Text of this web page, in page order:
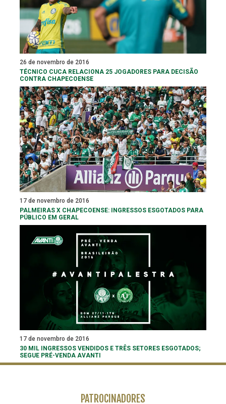
26 de novembro de 2016
TÉCNICO CUCA RELACIONA 25 JOGADORES PARA DECISÃO
CONTRA CHAPECOENSE
17 de novembro de 2016
PALMEIRAS X CHAPECOENSE: INGRESSOS ESGOTADOS PARA
PÚBLICO EM GERAL
17 de novembro de 2016
30 MIL INGRESSOS VENDIDOS E TRÊS SETORES ESGOTADOS;
SEGUE PRÉ-VENDA AVANTI
PATROCINADORES